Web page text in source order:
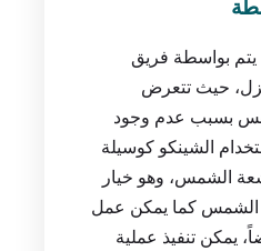
بواسطة فريق
حيث تتعرض
بسبب عدم وجود
الشينكو كوسيلة
الشمس، وهو خيار
الشمس كما يمكن عمل
يمكن تنفيذ عملية